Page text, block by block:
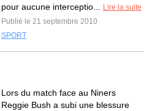
pour aucune interceptio...
Lire la suite
Publié le 21 septembre 2010
SPORT
Lors du match face au Niners
Reggie Bush a subi une blessure